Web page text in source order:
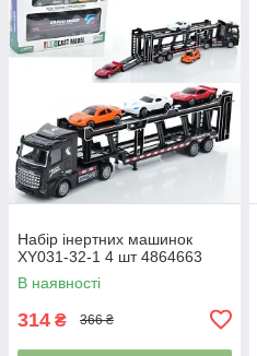
Набір інертних машинок
XY031-32-1 4 шт 4864663
В наявності
314 ₴ 366 ₴